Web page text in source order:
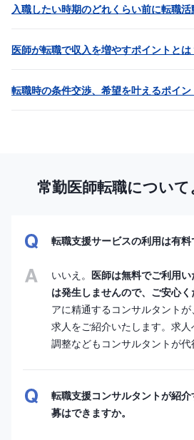
入職したい時期のどれくらい前に転職活
医師が転職で収入を増やすポイントとは
転職時の条件交渉、希望を叶えるポイン
常勤医師転職につい
転職支援サービスの利用は有料
いいえ。 医師は無料でご利用
は発生しませんので、ご安心く
アに精通するコンサルタント
求人をご紹介いたします。求
調整などもコンサルタントが代
転職支援コンサルタントが紹
募はできますか。